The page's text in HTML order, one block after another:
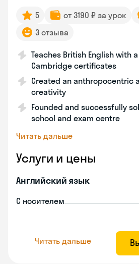
5 от 3190 ₽ за урок
3 отзыва
Teaches British English with
Cambridge certificates
Created an anthropocentric
creativity
Founded and successfully
school and exam centre
Читать дальше
Услуги и цены
Английский язык
С носителем
Читать дальше